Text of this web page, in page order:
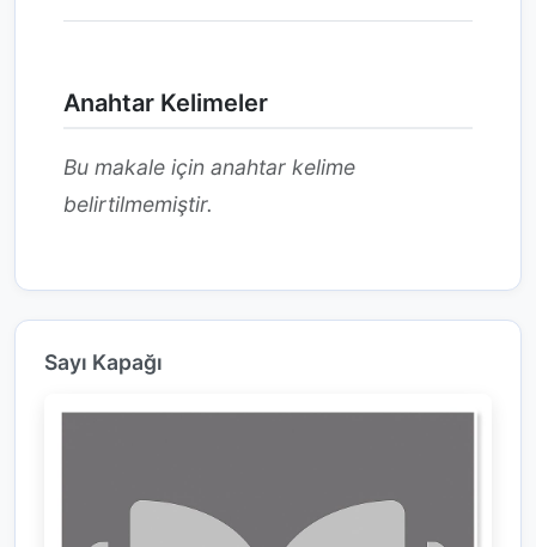
Anahtar Kelimeler
Bu makale için anahtar kelime
belirtilmemiştir.
Sayı Kapağı